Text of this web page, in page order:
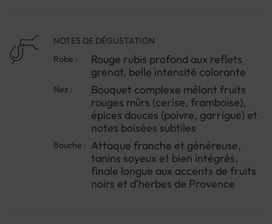
calcaires de l'appellation. Il séduit par son équilibre
harmonieux entre puissance et finesse, offrant une
expression authentique du terroir vacqueyrois. Sa
personnalité affirmée en fait un compagnon idéal
pour vos soirées conviviales ou vos repas en
famille.Vous découvrirez un vin de caractère qui
saura révéler ses arômes après une ouverture une
heure avant le service, permettant à ses notes
complexes de s'épanouir pleinement dans votre
NOTES DE DÉGUSTATION
Robe :
Rouge rubis profond aux reflets
grenat, belle intensité colorante
Nez :
Bouquet complexe mêlant fruits
rouges mûrs (cerise, framboise),
épices douces (poivre, garrigue) et
notes boisées subtiles
Bouche : Attaque franche et généreuse,
tanins soyeux et bien intégrés,
finale longue aux accents de fruits
noirs et d'herbes de Provence